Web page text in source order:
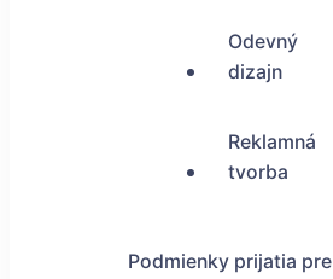
Odevný
dizajn
Reklamná
tvorba
Podmienky prijatia pre